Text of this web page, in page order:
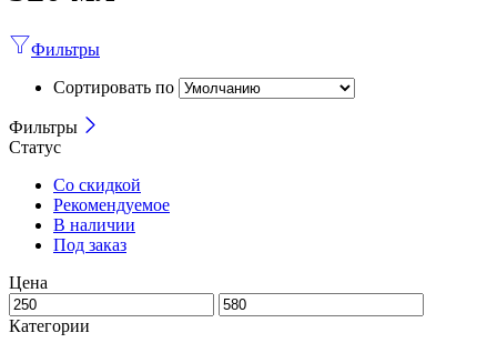
Фильтры
Сортировать по
Фильтры
Статус
Со скидкой
Рекомендуемое
В наличии
Под заказ
Цена
Категории